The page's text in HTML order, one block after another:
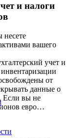
и налоги
вашего
учет и
от
данные о
Если вы не
евро…